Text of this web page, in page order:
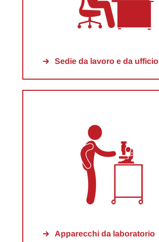
Sedie da lavoro e da ufficio
Apparecchi da laboratorio